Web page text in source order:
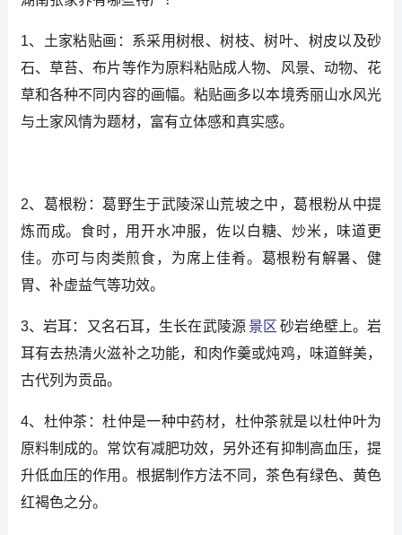
1、土家粘贴画：系采用树根、树枝、树叶、树皮以及砂
石、草苔、布片等作为原料粘贴成人物、风景、动物、花
草和各种不同内容的画幅。粘贴画多以本境秀丽山水风光
与土家风情为题材，富有立体感和真实感。
2、葛根粉：葛野生于武陵深山荒坡之中，葛根粉从中提
炼而成。食时，用开水冲服，佐以白糖、炒米，味道更
佳。亦可与肉类煎食，为席上佳肴。葛根粉有解暑、健
胃、补虚益气等功效。
3、岩耳：又名石耳，生长在武陵源 景区 砂岩绝壁上。岩
耳有去热清火滋补之功能，和肉作羹或炖鸡，味道鲜美，
古代列为贡品。
4、杜仲茶：杜仲是一种中药材，杜仲茶就是以杜仲叶为
原料制成的。常饮有减肥功效，另外还有抑制高血压，提
升低血压的作用。根据制作方法不同，茶色有绿色、黄色
红褐色之分。